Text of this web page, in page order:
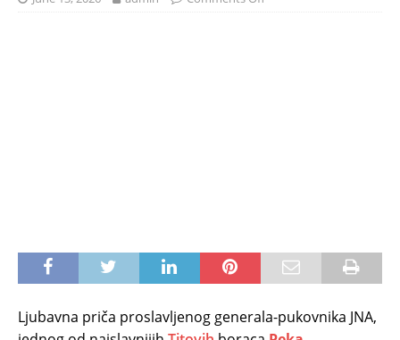
Ljubavna priča proslavljenog generala-pukovnika JNA,